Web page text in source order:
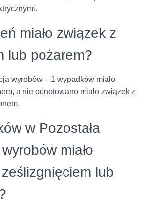
miało związek z
lub pożarem?
wyrobów – 1 wypadków miało
a nie odnotowano miało związek z
w Pozostała
miało
lub